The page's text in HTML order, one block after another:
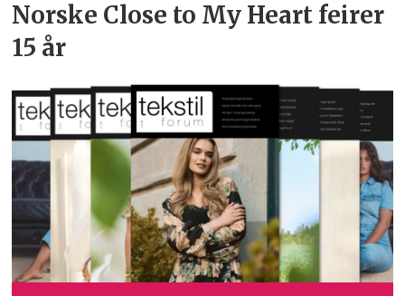
Norske Close to My Heart feirer
15 år